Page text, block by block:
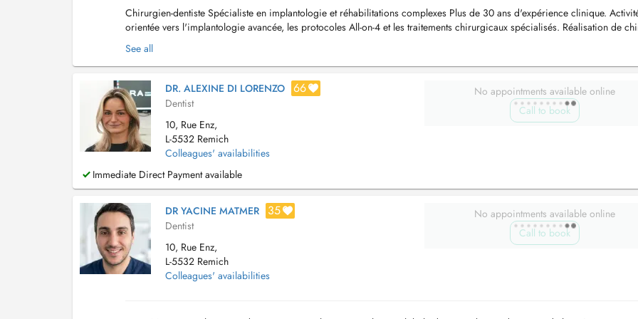
Chirurgien-dentiste Spécialiste en implantologie et réhabilitations complexes Plus de 30 ans d'expérience clinique.
orientée vers l'implantologie avancée, les protocoles All-on-4 et les traitements chirurgicaux spécialisés. Réalisation de
orale (extractions complexes, de...
See all
DR. ALEXINE DI LORENZO 66
Dentist
10, Rue Enz,
L-5532 Remich
Colleagues' availabilities
No appointments available online
Call to book
Immediate Direct Payment available
DR YACINE MATMER 35
Dentist
10, Rue Enz,
L-5532 Remich
Colleagues' availabilities
No appointments available online
Call to book